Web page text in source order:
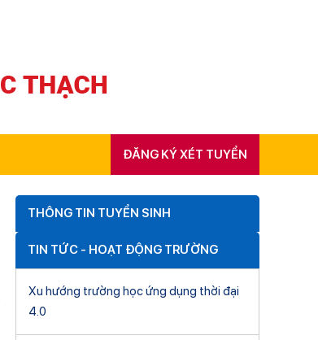
ĐĂNG KÝ XÉT TUYỂN
THÔNG TIN TUYỂN SINH
TIN TỨC - HOẠT ĐỘNG TRƯỜNG
Xu hướng trường học ứng dụng thời đại
4.0